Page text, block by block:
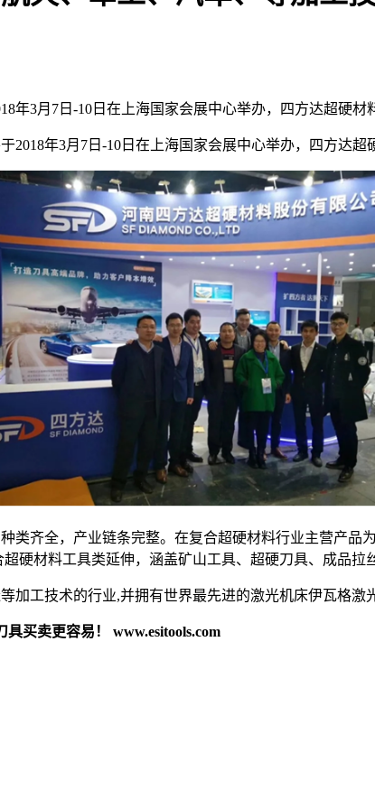
年3月7日-10日在上海国家会展中心举办，四方达超硬
2018年3月7日-10日在上海国家会展中心举办，四方达
类齐全，产业链条完整。在复合超硬材料行业主营产
硬材料工具类延伸，涵盖矿山工具、超硬刀具、成品拉
加工技术的行业,并拥有世界最先进的激光机床伊瓦格激
买卖更容易！ www.esitools.com